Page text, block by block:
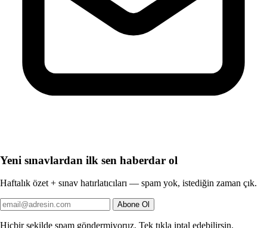
Yeni sınavlardan ilk sen haberdar ol
Haftalık özet + sınav hatırlatıcıları — spam yok, istediğin zaman çık.
Abone Ol
Hiçbir şekilde spam göndermiyoruz. Tek tıkla iptal edebilirsin.